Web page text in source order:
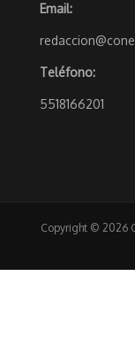
Email:
Teléfono:
5518166201
Copyright © 2026